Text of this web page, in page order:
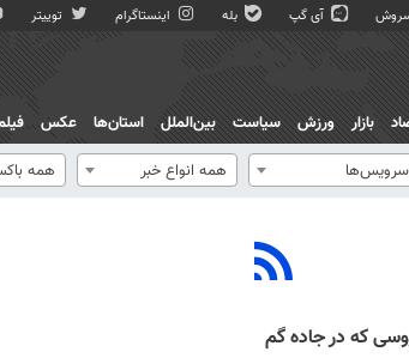
آی گپ بله اینستاگرام توییتر
بازار ورزش سیاست بین‌الملل استان‌ها عکس
همه انواع خبر همه
عروسی که در جاده گم